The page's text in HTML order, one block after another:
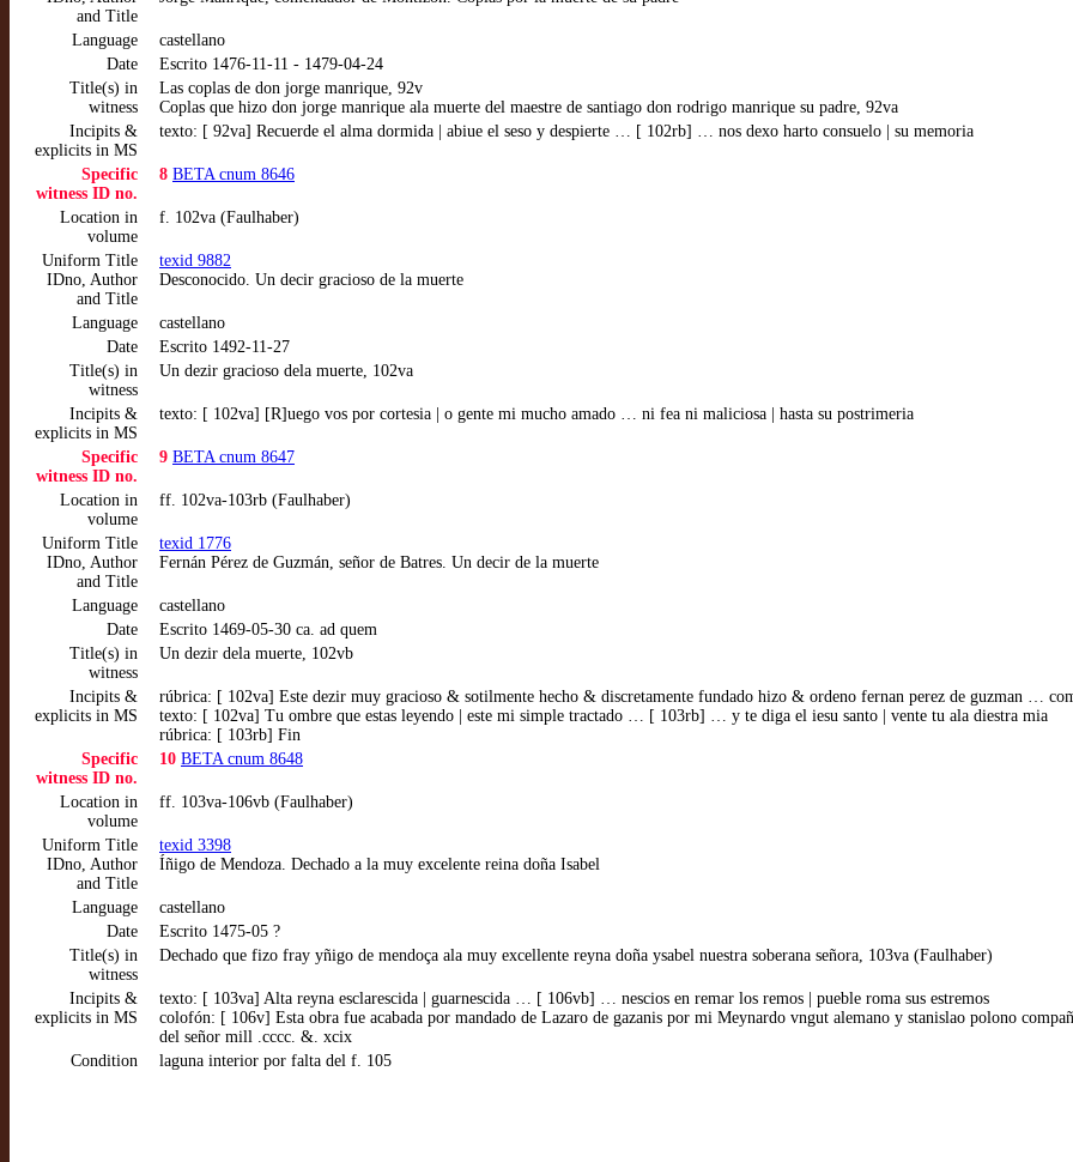
and Title
Language
castellano
Date
Escrito 1476-11-11 - 1479-04-24
Title(s) in
witness
Las coplas de don jorge manrique, 92v
Coplas que hizo don jorge manrique ala muerte del maestre de santiago don rodrigo manrique su padre, 92va
Incipits &
explicits in MS
texto: [ 92va] Recuerde el alma dormida | abiue el seso y despierte … [ 102rb] … nos dexo harto consuelo | su memoria
Specific
witness ID no.
8 BETA cnum 8646
Location in
volume
f. 102va (Faulhaber)
Uniform Title
IDno, Author
and Title
texid 9882
Desconocido. Un decir gracioso de la muerte
Language
castellano
Date
Escrito 1492-11-27
Title(s) in
witness
Un dezir gracioso dela muerte, 102va
Incipits &
explicits in MS
texto: [ 102va] [R]uego vos por cortesia | o gente mi mucho amado … ni fea ni maliciosa | hasta su postrimeria
Specific
witness ID no.
9 BETA cnum 8647
Location in
volume
ff. 102va-103rb (Faulhaber)
Uniform Title
IDno, Author
and Title
texid 1776
Fernán Pérez de Guzmán, señor de Batres. Un decir de la muerte
Language
castellano
Date
Escrito 1469-05-30 ca. ad quem
Title(s) in
witness
Un dezir dela muerte, 102vb
Incipits &
explicits in MS
rúbrica: [ 102va] Este dezir muy gracioso & sotilmente hecho & discretamente fundado hizo & ordeno fernan perez de guzman …
texto: [ 102va] Tu ombre que estas leyendo | este mi simple tractado … [ 103rb] … y te diga el iesu santo | vente tu ala diestra mia
rúbrica: [ 103rb] Fin
Specific
witness ID no.
10 BETA cnum 8648
Location in
volume
ff. 103va-106vb (Faulhaber)
Uniform Title
IDno, Author
and Title
texid 3398
Íñigo de Mendoza. Dechado a la muy excelente reina doña Isabel
Language
castellano
Date
Escrito 1475-05 ?
Title(s) in
witness
Dechado que fizo fray yñigo de mendoça ala muy excellente reyna doña ysabel nuestra soberana señora, 103va (Faulhaber)
Incipits &
explicits in MS
texto: [ 103va] Alta reyna esclarescida | guarnescida … [ 106vb] … nescios en remar los remos | pueble roma sus estremos
colofón: [ 106v] Esta obra fue acabada por mandado de Lazaro de gazanis por mi Meynardo vngut alemano y stanislao polono
del señor mill .cccc. &. xcix
Condition
laguna interior por falta del f. 105